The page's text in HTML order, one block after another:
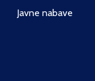
Javne nabave